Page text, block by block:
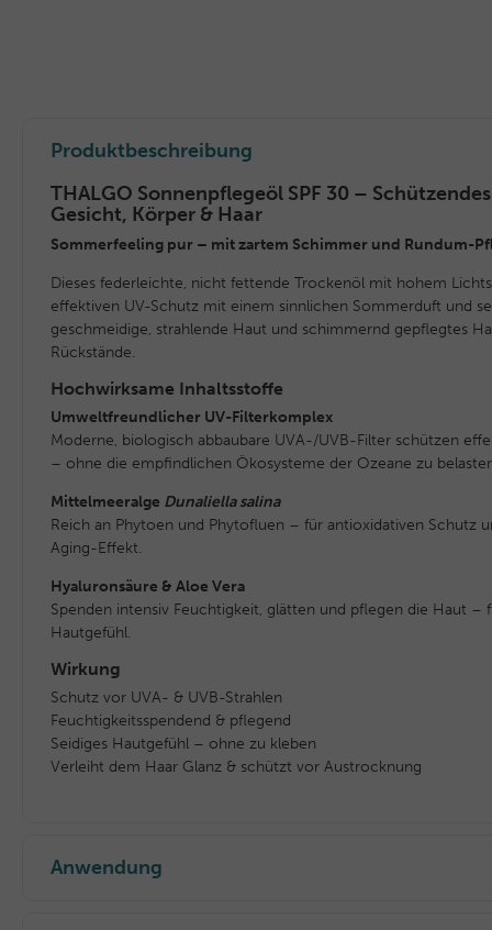
Produktbeschreibung
THALGO Sonnenpflegeöl SPF 30 –
Gesicht, Körper & Haar
Sommerfeeling pur – mit zartem Schimmer und Rundum-
Dieses federleichte, nicht fettende Trockenöl mit hohem
effektiven UV-Schutz mit einem sinnlichen Sommerduft und
geschmeidige, strahlende Haut und schimmernd gepflegtes
Rückstände.
Hochwirksame Inhaltsstoffe
Umweltfreundlicher UV-Filterkomplex
Moderne, biologisch abbaubare UVA-/UVB-Filter schützen
– ohne die empfindlichen Ökosysteme der Ozeane zu
Mittelmeeralge Dunaliella salina
Reich an Phytoen und Phytofluen – für antioxidativen Schutz
Aging-Effekt.
Hyaluronsäure & Aloe Vera
Spenden intensiv Feuchtigkeit, glätten und pflegen die Haut –
Hautgefühl.
Wirkung
Schutz vor UVA- & UVB-Strahlen
Feuchtigkeitsspendend & pflegend
Seidiges Hautgefühl – ohne zu kleben
Verleiht dem Haar Glanz & schützt vor Austrocknung
Anwendung